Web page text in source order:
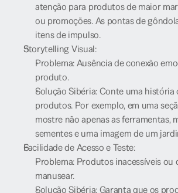
atenção para produtos de maior
ou promoções. As pontas de
itens de impulso.
Storytelling Visual:
Problema: Ausência de conexão
produto.
Solução Sibéria: Conte uma história
produtos. Por exemplo, em uma
mostre não apenas as ferramentas,
sementes e uma imagem de um
Facilidade de Acesso e Teste:
Problema: Produtos inacessíveis ou
manusear.
Solução Sibéria: Garanta que os